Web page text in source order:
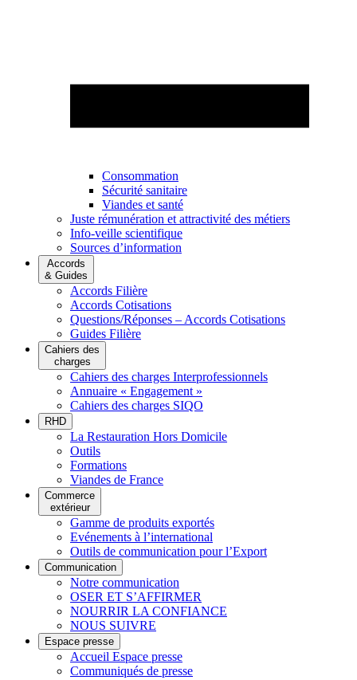
Consommation
Sécurité sanitaire
Viandes et santé
Juste rémunération et attractivité des métiers
Info-veille scientifique
Sources d’information
Accords
& Guides
Accords Filière
Accords Cotisations
Questions/Réponses – Accords Cotisations
Guides Filière
Cahiers des
charges
Cahiers des charges Interprofessionnels
Annuaire « Engagement »
Cahiers des charges SIQO
RHD
La Restauration Hors Domicile
Outils
Formations
Viandes de France
Commerce
extérieur
Gamme de produits exportés
Evénements à l’international
Outils de communication pour l’Export
Communication
Notre communication
OSER ET S’AFFIRMER
NOURRIR LA CONFIANCE
NOUS SUIVRE
Espace presse
Accueil Espace presse
Communiqués de presse